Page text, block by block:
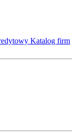
Katalog firm